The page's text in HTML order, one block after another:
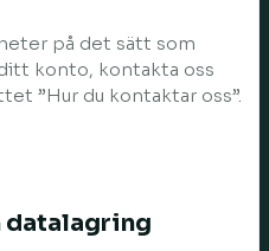
på det sätt som
konto, kontakta oss
”Hur du kontaktar oss”.
datalagring